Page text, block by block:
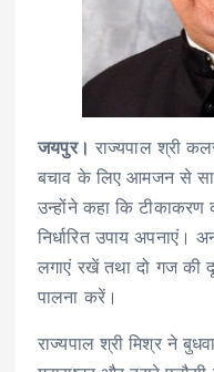
जयपुर। राज्यपाल श्री
बचाव के लिए आमजन से
उन्होंने कहा कि टीकाकरण
निर्धारित उपाय अपनाएं।
लगाएं रखें तथा दो गज की
पालना करें।
राज्यपाल श्री मिश्र ने